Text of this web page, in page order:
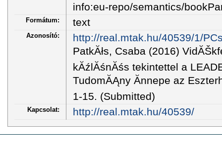
info:eu-repo/semantics/
Formátum: text
Azonosító:
http://real.mtak.hu/40539/1/
PatkĂłs, Csaba (2016)
kĂźlĂśnĂśs tekintettel a
TudomĂĄny Ănnepe az
1-15. (Submitted)
Kapcsolat: http://real.mtak.hu/40539/